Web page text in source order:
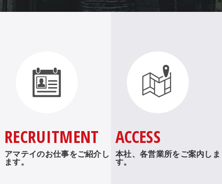
RECRUITMENT
アマテイのお仕事をご紹介し
ます。
ACCESS
本社、各営業所をご案内しま
す。